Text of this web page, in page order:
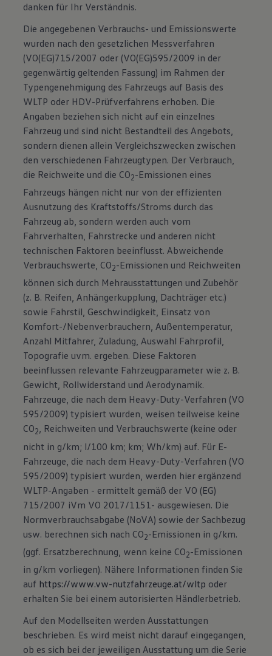
danken für Ihr Verständnis.
Die angegebenen Verbrauchs- und Emissionswerte
wurden nach den gesetzlichen Messverfahren
(VO(EG)715/2007 oder (VO(EG)595/2009 in der
gegenwärtig geltenden Fassung) im Rahmen der
Typengenehmigung des Fahrzeugs auf Basis des
WLTP oder HDV-Prüfverfahrens erhoben. Die
Angaben beziehen sich nicht auf ein einzelnes
Fahrzeug und sind nicht Bestandteil des Angebots,
sondern dienen allein Vergleichszwecken zwischen
den verschiedenen Fahrzeugtypen. Der Verbrauch,
die Reichweite und die CO2-Emissionen eines
Fahrzeugs hängen nicht nur von der effizienten
Ausnutzung des Kraftstoffs/Stroms durch das
Fahrzeug ab, sondern werden auch vom
Fahrverhalten, Fahrstrecke und anderen nicht
technischen Faktoren beeinflusst. Abweichende
Verbrauchswerte, CO2-Emissionen und Reichweiten
können sich durch Mehrausstattungen und Zubehör
(z. B. Reifen, Anhängerkupplung, Dachträger etc.)
sowie Fahrstil, Geschwindigkeit, Einsatz von
Komfort-/Nebenverbrauchern, Außentemperatur,
Anzahl Mitfahrer, Zuladung, Auswahl Fahrprofil,
Topografie uvm. ergeben. Diese Faktoren
beeinflussen relevante Fahrzeugparameter wie z. B.
Gewicht, Rollwiderstand und Aerodynamik.
Fahrzeuge, die nach dem Heavy-Duty-Verfahren (VO
595/2009) typisiert wurden, weisen teilweise keine
CO2, Reichweiten und Verbrauchswerte (keine oder
nicht in g/km; l/100 km; km; Wh/km) auf. Für E-
Fahrzeuge, die nach dem Heavy-Duty-Verfahren (VO
595/2009) typisiert wurden, werden hier ergänzend
WLTP-Angaben - ermittelt gemäß der VO (EG)
715/2007 iVm VO 2017/1151- ausgewiesen. Die
Normverbrauchsabgabe (NoVA) sowie der Sachbezug
usw. berechnen sich nach CO2-Emissionen in g/km.
(ggf. Ersatzberechnung, wenn keine CO2-Emissionen
in g/km vorliegen). Nähere Informationen finden Sie
auf https://www.vw-nutzfahrzeuge.at/wltp oder
erhalten Sie bei einem autorisierten Händlerbetrieb.
Auf den Modellseiten werden Ausstattungen
beschrieben. Es wird meist nicht darauf eingegangen,
ob es sich bei der jeweiligen Ausstattung um die Serie